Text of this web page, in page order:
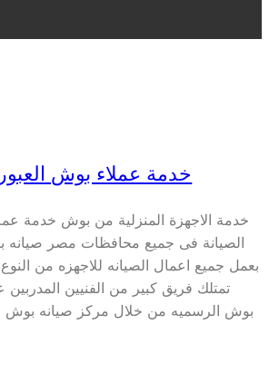
خدمة عملاء بوش العبور 01125892599
خدمة الاجهزة المنزلية من بوش خدمة
الصيانة فى جميع محافظات مصر
بعمل جميع اعمال الصيانه للاجهزه من
تمتلك فريق كبير من الفنيين
بوش الرسميه من خلال مركز صيانه